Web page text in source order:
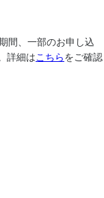
間、一部のお申し込
詳細はこちらをご確認